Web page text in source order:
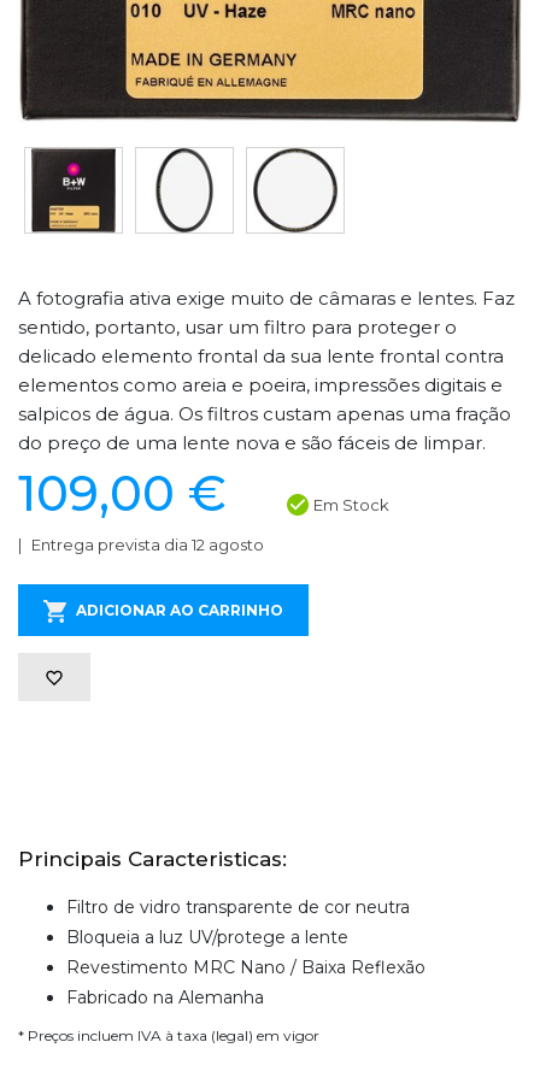
A fotografia ativa exige muito de câmaras e lentes. Faz
sentido, portanto, usar um filtro para proteger o
delicado elemento frontal da sua lente frontal contra
elementos como areia e poeira, impressões digitais e
salpicos de água. Os filtros custam apenas uma fração
do preço de uma lente nova e são fáceis de limpar.
109,00 € Em Stock
Entrega prevista dia 12 agosto
ADICIONAR AO CARRINHO
Principais Caracteristicas:
Filtro de vidro transparente de cor neutra
Bloqueia a luz UV/protege a lente
Revestimento MRC Nano / Baixa Reflexão
Fabricado na Alemanha
* Preços incluem IVA à taxa (legal) em vigor